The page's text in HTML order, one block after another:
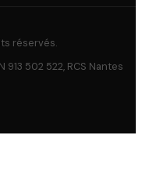
réservés.
502 522, RCS Nantes